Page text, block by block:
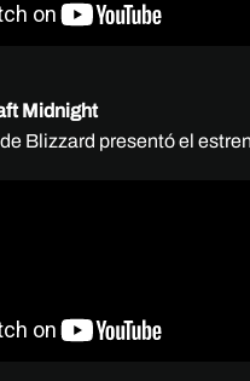
Midnight
Blizzard presentó el